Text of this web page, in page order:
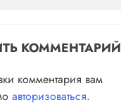
КОММЕНТАРИЙ
комментария вам
авторизоваться.